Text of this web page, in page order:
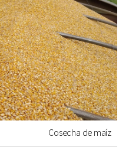
Cosecha de maíz